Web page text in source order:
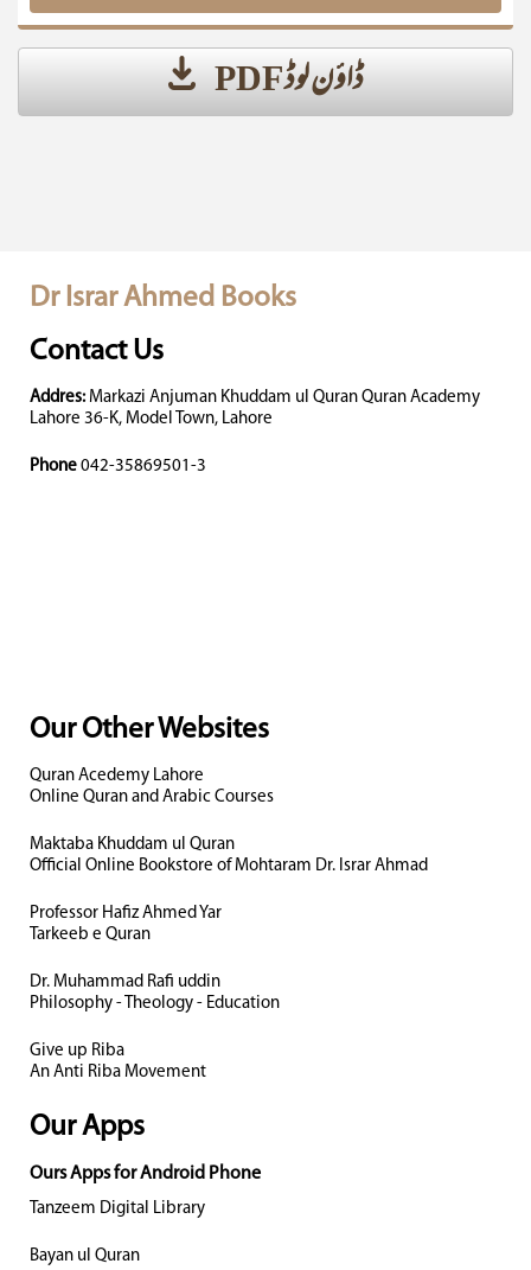
ڈاؤن لوڈ PDF
Dr Israr Ahmed Books
Contact Us
Addres: Markazi Anjuman Khuddam ul Quran Quran Academy
Lahore 36-K, Model Town, Lahore
Phone 042-35869501-3
Our Other Websites
Quran Acedemy Lahore
Online Quran and Arabic Courses
Maktaba Khuddam ul Quran
Official Online Bookstore of Mohtaram Dr. Israr Ahmad
Professor Hafiz Ahmed Yar
Tarkeeb e Quran
Dr. Muhammad Rafi uddin
Philosophy - Theology - Education
Give up Riba
An Anti Riba Movement
Our Apps
Ours Apps for Android Phone
Tanzeem Digital Library
Bayan ul Quran